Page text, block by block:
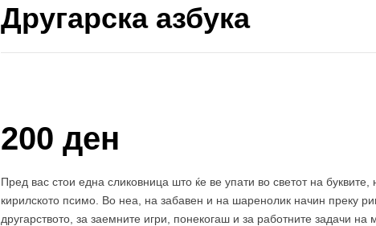
Другарска азбука
200 ден
Пред вас стои една сликовница што ќе ве упати во светот на
кирилското псимо. Во неа, на забавен и на шаренолик начин преку
другарството, за заемните игри, понекогаш и за работните задачи